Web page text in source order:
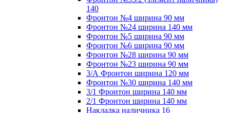
140
Фронтон №4 ширина 90 мм
Фронтон №24 ширина 140 мм
Фронтон №5 ширина 90 мм
Фронтон №6 ширина 90 мм
Фронтон №28 ширина 90 мм
Фронтон №23 ширина 90 мм
3/А Фронтон ширина 120 мм
Фронтон №30 ширина 140 мм
3/1 Фронтон ширина 140 мм
2/1 Фронтон ширина 140 мм
Накладка наличника 16